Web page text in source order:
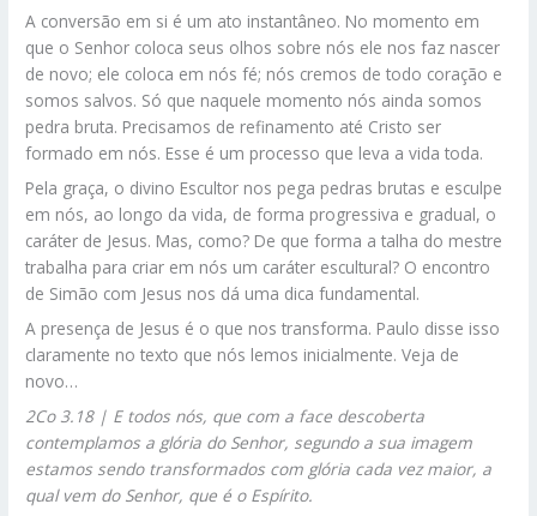
A conversão em si é um ato instantâneo. No momento em
que o Senhor coloca seus olhos sobre nós ele nos faz nascer
de novo; ele coloca em nós fé; nós cremos de todo coração e
somos salvos. Só que naquele momento nós ainda somos
pedra bruta. Precisamos de refinamento até Cristo ser
formado em nós. Esse é um processo que leva a vida toda.
Pela graça, o divino Escultor nos pega pedras brutas e esculpe
em nós, ao longo da vida, de forma progressiva e gradual, o
caráter de Jesus. Mas, como? De que forma a talha do mestre
trabalha para criar em nós um caráter escultural? O encontro
de Simão com Jesus nos dá uma dica fundamental.
A presença de Jesus é o que nos transforma. Paulo disse isso
claramente no texto que nós lemos inicialmente. Veja de
novo…
2Co 3.18 | E todos nós, que com a face descoberta
contemplamos a glória do Senhor, segundo a sua imagem
estamos sendo transformados com glória cada vez maior, a
qual vem do Senhor, que é o Espírito.